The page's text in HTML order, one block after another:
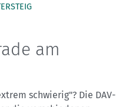
am
schwierig"? Die DAV-